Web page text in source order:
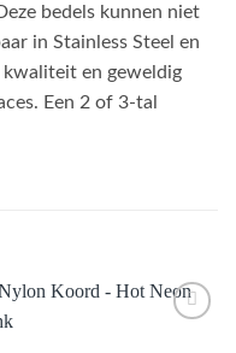
bedels kunnen niet
in Stainless Steel en
kwaliteit en geweldig
Een 2 of 3-tal